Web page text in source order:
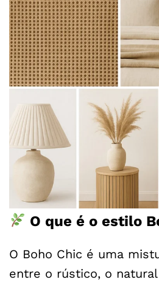
O que é o estilo
O Boho Chic é uma
entre o rústico, o